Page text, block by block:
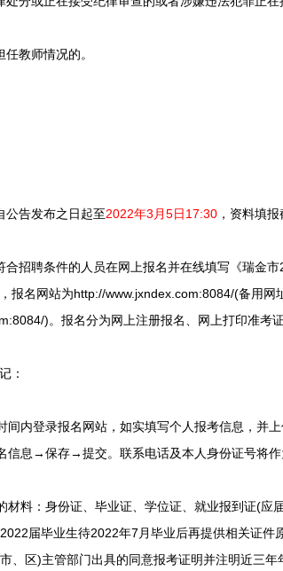
教师情况的。
告发布之日起至2022年3月5日17:30 ，资料填
聘条件的人员在网上报名并在线填写《瑞金市
报名网站为http://www.jxndex.com:8084/(备用网
)。报名分为网上注册报名、网上打印准考证
：
内登录报名网站，如实填写个人报考信息，并
息→保存→提交。联系电话及本人身份证号将作
料：身份证、毕业证、学位证、就业报到证(应
届毕业生待2022年7月毕业后再提供相关证
、区)主管部门出具的同意报考证明并注明近三年